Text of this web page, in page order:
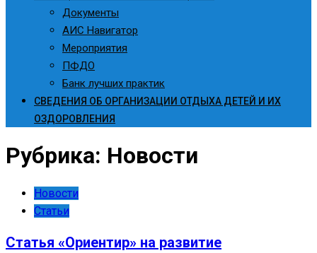
Документы
АИС Навигатор
Мероприятия
ПФДО
Банк лучших практик
СВЕДЕНИЯ ОБ ОРГАНИЗАЦИИ ОТДЫХА ДЕТЕЙ И ИХ
ОЗДОРОВЛЕНИЯ
Рубрика: Новости
Новости
Статьи
Статья «Ориентир» на развитие